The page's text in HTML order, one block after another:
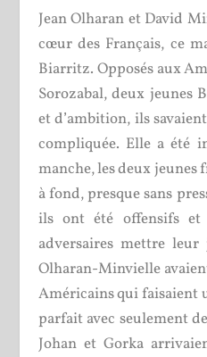
Jean Olharan et David
cœur des Français, ce
Biarritz. Opposés aux
Sorozabal, deux jeunes
et d’ambition, ils
compliquée. Elle a été
manche, les deux
à fond, presque sans
ils ont été offensifs et
adversaires mettre
Olharan-Minvielle
Américains qui faisaient
parfait avec seulement
Johan et Gorka